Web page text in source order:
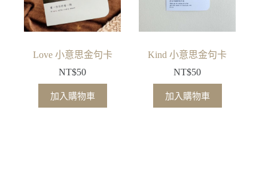
Love 小意思金句卡
NT$50
加入購物車
Kind 小意思金句卡
NT$50
加入購物車